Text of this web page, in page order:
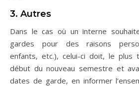
3. Autres
Dans le cas où un interne
gardes pour des raisons
enfants, etc.), celui-ci doit, le plus
début du nouveau semestre et
dates de garde, en informer